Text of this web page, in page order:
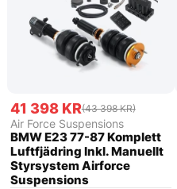
41 398 KR(43 398 KR)
Air Force Suspensions
BMW E23 77-87 Komplett
Luftfjädring Inkl. Manuellt
Styrsystem Airforce
Suspensions